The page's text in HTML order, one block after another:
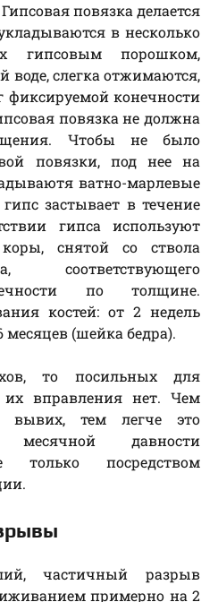
повязка делается
в несколько
гипсовым порошком,
воде, слегка отжимаются,
фиксируемой конечности
повязка не должна
Чтобы не было
повязки, под нее на
ватно-марлевые
застывает в течение
гипса используют
снятой со ствола
соответствующего
по толщине.
костей: от 2 недель
месяцев (шейка бедра).
то посильных для
их вправления нет. Чем
вывих, тем легче это
давности
только посредством
частичный разрыв
примерно на 2